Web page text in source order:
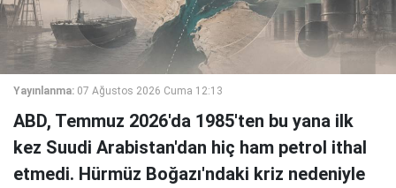
Yayınlanma: 07 Ağustos 2026 Cuma 12:13
ABD, Temmuz 2026'da 1985'ten bu yana ilk
kez Suudi Arabistan'dan hiç ham petrol ithal
etmedi. Hürmüz Boğazı'ndaki kriz nedeniyle